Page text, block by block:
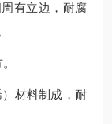
有立边，耐腐
材料制成，耐